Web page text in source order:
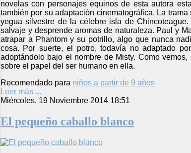
novelas con personajes equinos de esta autora
también por su adaptación cinematográfica. La
yegua silvestre de la célebre isla de
salvaje y desprende aromas de naturaleza. Paul y
atrapar a Phantom y su potrillo, algo que nunca
cosa. Por suerte, el potro, todavía no adaptado
adoptándolo bajo el nombre de Misty. Como
sobre el papel del ser humano en ella.
Recomendado para niños a partir de 9 años
Leer más ...
Miércoles, 19 Noviembre 2014 18:51
El pequeño caballo blanco